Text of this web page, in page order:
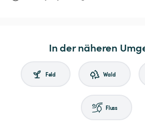
In der näheren
Feld Wald
Fluss